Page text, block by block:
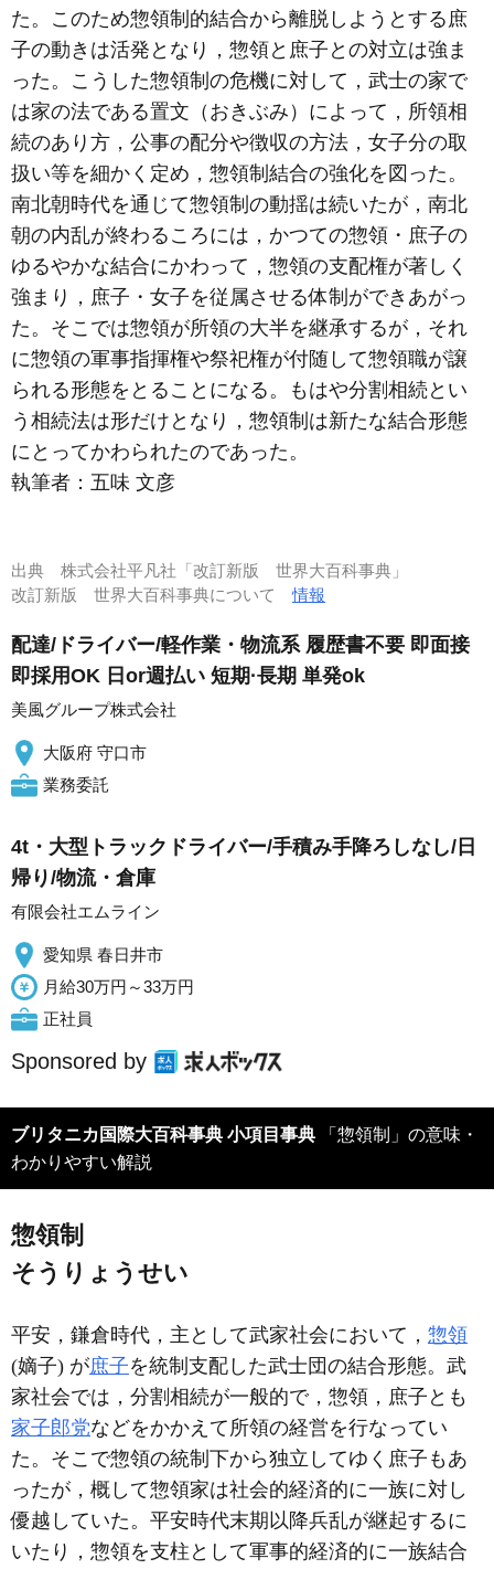
た。このため惣領制的結合から離脱しようとする庶
子の動きは活発となり，惣領と庶子との対立は強ま
った。こうした惣領制の危機に対して，武士の家で
は家の法である置文（おきぶみ）によって，所領相
続のあり方，公事の配分や徴収の方法，女子分の取
扱い等を細かく定め，惣領制結合の強化を図った。
南北朝時代を通じて惣領制の動揺は続いたが，南北
朝の内乱が終わるころには，かつての惣領・庶子の
ゆるやかな結合にかわって，惣領の支配権が著しく
強まり，庶子・女子を従属させる体制ができあがっ
た。そこでは惣領が所領の大半を継承するが，それ
に惣領の軍事指揮権や祭祀権が付随して惣領職が譲
られる形態をとることになる。もはや分割相続とい
う相続法は形だけとなり，惣領制は新たな結合形態
にとってかわられたのであった。
執筆者： 五味 文彦
出典 株式会社平凡社「改訂新版 世界大百科事典」
改訂新版 世界大百科事典について情報
配達/ドライバー/軽作業・物流系 履歴書不要 即面接
即採用OK 日or週払い 短期·長期 単発ok
美風グループ株式会社
大阪府 守口市
業務委託
4t・大型トラックドライバー/手積み手降ろしなし/日
帰り/物流・倉庫
有限会社エムライン
愛知県 春日井市
月給30万円～33万円
正社員
Sponsored by
ブリタニカ国際大百科事典 小項目事典 「惣領制」の意味・
わかりやすい解説
惣領制
そうりょうせい
平安，鎌倉時代，主として武家社会において， 惣領
(嫡子) が庶子を統制支配した武士団の結合形態。武
家社会では，分割相続が一般的で，惣領，庶子とも
家子郎党などをかかえて所領の経営を行なってい
た。そこで惣領の統制下から独立してゆく庶子もあ
ったが，概して惣領家は社会的経済的に一族に対し
優越していた。平安時代末期以降兵乱が継起するに
いたり，惣領を支柱として軍事的経済的に一族結合